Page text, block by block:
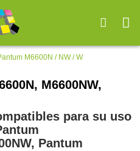
M6600N / NW / W
M6600NW,
para su uso
Pantum